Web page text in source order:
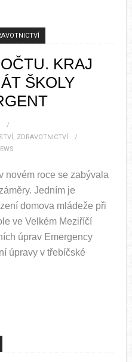
KRAJ
ŠKOLY
, ZDRAVOTNICTVÍ
novém roce se zabývala
Jedním je
domova mládeže při
ve Velkém Meziříčí
úprav Emergency
úpravy v třebíčské